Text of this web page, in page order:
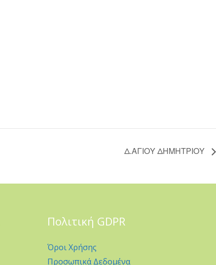
Δ.ΑΓΙΟΥ ΔΗΜΗΤΡΙΟΥ
Πολιτική GDPR
Όροι Χρήσης
Προσωπικά Δεδομένα